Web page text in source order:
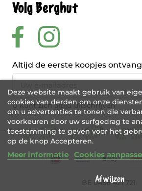
Volg Berghut
Altijd de eerste koopjes
U kunt zich altijd uitschrijven
Deze website maakt gebruik van
cookies van derden om onze
om u advertenties te tonen die
voorkeuren door uw surfgedrag te
toestemming te geven voor het
op de knop Accepteren.
Meer informatie Cookies
Afwijzen
BE 0456 421 721